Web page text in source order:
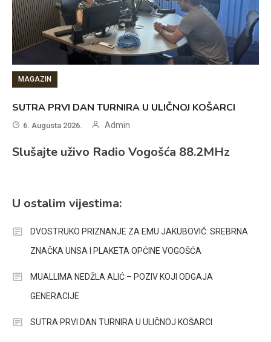
MAGAZIN
SUTRA PRVI DAN TURNIRA U ULIČNOJ KOŠARCI
6. Augusta 2026. Admin
Slušajte uživo Radio Vogošća 88.2MHz
U ostalim vijestima:
DVOSTRUKO PRIZNANJE ZA EMU JAKUBOVIĆ: SREBRNA
ZNAČKA UNSA I PLAKETA OPĆINE VOGOŠĆA
MUALLIMA NEDŽLA ALIĆ – POZIV KOJI ODGAJA
GENERACIJE
SUTRA PRVI DAN TURNIRA U ULIČNOJ KOŠARCI